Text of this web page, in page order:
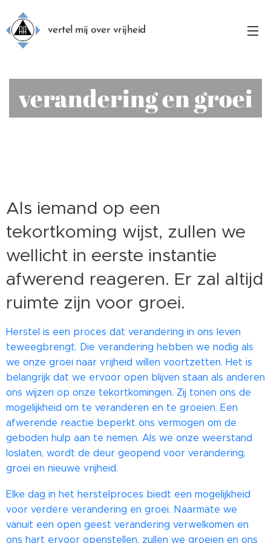
vertel mij over vrijheid
verandering en groei
Als iemand op een
tekortkoming wijst, zullen we
wellicht in eerste instantie
afwerend reageren. Er zal altijd
ruimte zijn voor groei.
Herstel is een proces dat verandering in ons leven
teweegbrengt. Die verandering hebben we nodig als
we onze groei naar vrijheid willen voortzetten. Het is
belangrijk dat we ervoor open blijven staan als anderen
ons wijzen op onze tekortkomingen. Zij tonen ons de
mogelijkheid om te veranderen en te groeien. Een
afwerende reactie beperkt ons vermogen om de
geboden hulp aan te nemen. Als we onze weerstand
loslaten, wordt de deur geopend voor verandering,
groei en nieuwe vrijheid.
Elke dag in het herstelproces biedt een mogelijkheid
voor verdere verandering en groei. Naarmate we
vanuit een open geest verandering verwelkomen en
ons hart ervoor openstellen, zullen we groeien en ons